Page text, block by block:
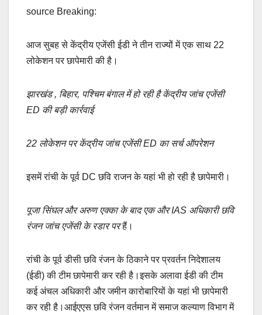
source Breaking:
आज सुबह से केंद्रीय एजेंसी ईडी ने तीन राज्यों में एक साथ 22
लोकेशन पर छापेमारी की है।
झारखंड , बिहार, पश्चिम बंगाल में हो रही है केंद्रीय जांच एजेंसी
ED की बड़ी कार्रवाई
22 लोकेशन पर केंद्रीय जांच एजेंसी ED का सर्च ऑपरेशन
इसमें रांची के पूर्व DC छवि राजन के यहां भी हो रही है छापेमारी।
पूजा सिंघल और अरुण एक्का के बाद एक और IAS अधिकारी छवि
रंजन जांच एजेंसी के रडार परहैं।
रांची के पूर्व डीसी छवि रंजन के ठिकाने पर प्रवर्तन निदेशालय
(ईडी) की टीम छापेमारी कर रही है।इसके अलावा ईडी की टीम
कई अंचल अधिकारी और जमीन कारोबारियों के यहां भी छापेमारी
कर रही है।आईएएस छवि रंजन वर्तमान में समाज कल्याण विभाग में